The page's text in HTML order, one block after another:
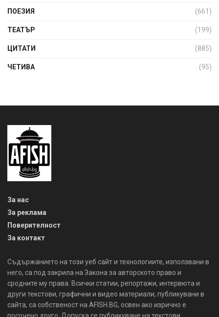
ПОЕЗИЯ (661)
ТЕАТЪР (199)
ЦИТАТИ (885)
ЧЕТИВА (95)
За нас
За реклама
Поверителност
За контакт
Съдържанието на този уеб сайт и технологиите, използвани в
него, са под закрила на Закона за авторското право и
сродните му права. Всички статии, репортажи, интервюта и
други текстови, графични и видео материали, публикувани в
сайта, са собственост на AFISH.BG, освен ако изрично е
посочено друго. Допуска се публикуване на текстови